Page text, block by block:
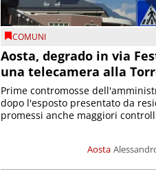
COMUNI
Aosta, degrado in via
una telecamera alla
Aosta
Prime contromosse
dopo l'esposto presentato da
promessi anche maggiori